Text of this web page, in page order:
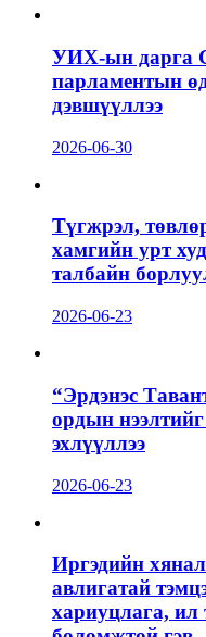
УИХ-ын дарга
парламентын
дэвшүүллээ
2026-06-30
Түгжрэл,
хамгийн урт
талбайн
2026-06-23
“Эрдэнэс
ордын
эхлүүллээ
2026-06-23
Иргэдийн
авлигатай
хариуцлага, ил